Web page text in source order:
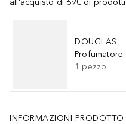
all'acquisto di 69€ di prodotti.
DOUGLAS
Profumatore
1 pezzo
INFORMAZIONI PRODOTTO